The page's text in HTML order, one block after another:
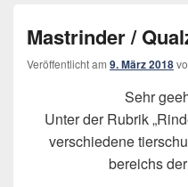
Mastrinder /
Veröffentlicht am 9. März 2018
Sehr
Unter der Rubrik
verschiedene
bereichs